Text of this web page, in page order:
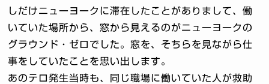
しだけニューヨークに滞在したことがありまして、働
いていた場所から、窓から見えるのがニューヨークの
グラウンド・ゼロでした。窓を、そちらを見ながら仕
事をしていたことを思い出します。
あのテロ発生当時も、同じ職場に働いていた人が救助